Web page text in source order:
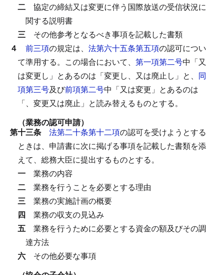
二
協定の締結又は変更に伴う国際放送の受信状況に
関する説明書
三
その他参考となるべき事項を記載した書類
４
前三項の規定は、 法第六十五条第五項の認可につい
て準用する。 この場合において、 第一項第二号中「又
は変更し」とあるのは「変更し、又は廃止し」と、 同
項第三号及び前項第二号中「又は変更」とあるのは
「、変更又は廃止」と読み替えるものとする。
（業務の認可申請）
第十三条
法第二十条第十二項の認可を受けようとする
ときは、申請書に次に掲げる事項を記載した書類を添
えて、総務大臣に提出するものとする。
一
業務の内容
二
業務を行うことを必要とする理由
三
業務の実施計画の概要
四
業務の収支の見込み
五
業務を行うために必要とする資金の額及びその調
達方法
六
その他必要な事項